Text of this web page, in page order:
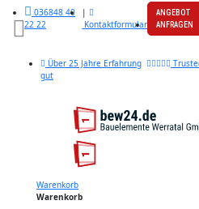
036848 40
22 22
|
Kontaktformular
ANGEBOT
ANFRAGEN
Über 25 Jahre Erfahrung
gut
Warenkorb
Warenkorb